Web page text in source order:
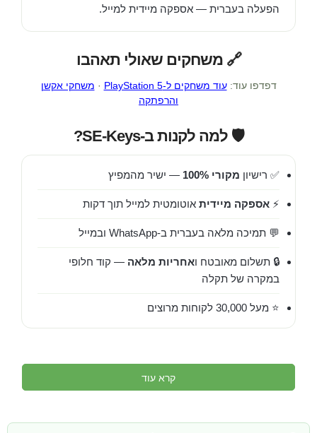
הפעלה בעברית — אספקה מיידית למייל.
🔗 משחקים שאולי תאהבו
דפדפו עוד:עוד משחקים ל-PlayStation 5 · משחקי אקשן
והרפתקה
🛡️ למה לקנות ב-SE-Keys?
✅ רישיון מקורי 100% — ישיר מהמפיץ
⚡ אספקה מיידית אוטומטית למייל תוך דקות
💬 תמיכה מלאה בעברית ב-WhatsApp ובמייל
🔒 תשלום מאובטח ואחריות מלאה — קוד חלופי
במקרה של תקלה
⭐ מעל 30,000 לקוחות מרוצים
קרא עוד